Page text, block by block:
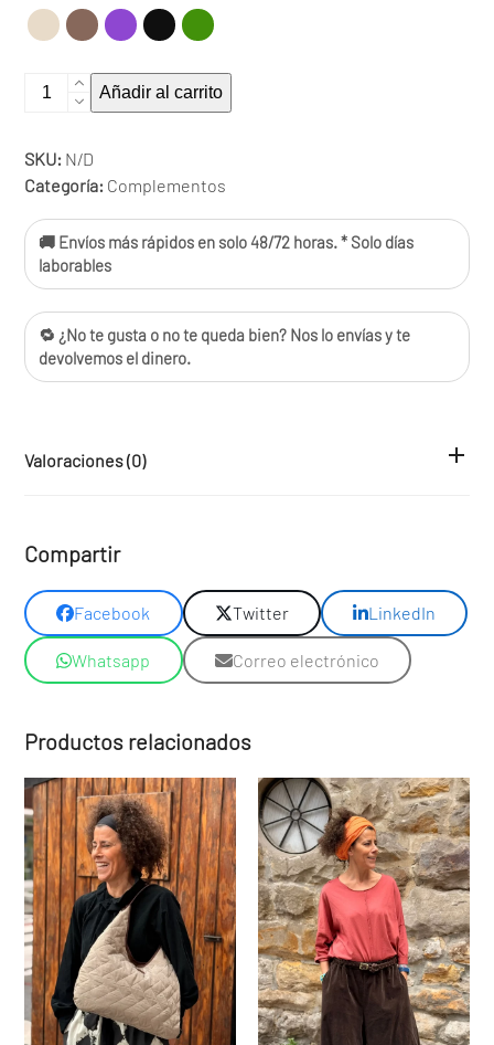
Gorro
Añadir al carrito
SKU: N/D
Categoría: Complementos
🚚 Envíos más rápidos en solo 48/72 horas. * Solo días
laborables
🔁 ¿No te gusta o no te queda bien? Nos lo envías y te
devolvemos el dinero.
Valoraciones (0)
Compartir
Facebook Twitter LinkedIn
Whatsapp Correo electrónico
Productos relacionados